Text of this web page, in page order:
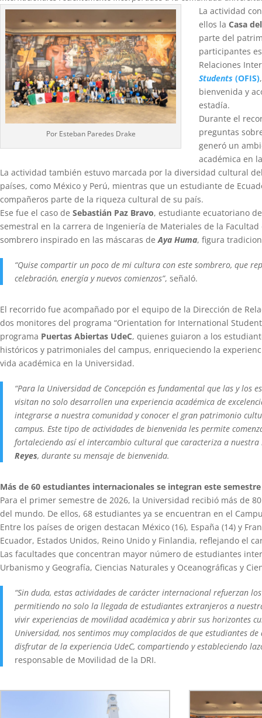
Por Esteban Paredes Drake
La actividad
ellos la Casa
parte del
participantes
Relaciones
Students (OFIS)
bienvenida y
estadía.
Durante el
preguntas
generó un
académica en
La actividad también estuvo marcada por la diversidad cultural
países, como México y Perú, mientras que un estudiante de
compañeros parte de la riqueza cultural de su país.
Ese fue el caso de Sebastián Paz Bravo, estudiante ecuatoriano
semestral en la carrera de Ingeniería de Materiales de la
sombrero inspirado en las máscaras deAya Huma, figura
“Quise compartir un poco de mi cultura con este sombrero, que
celebración, energía y nuevos comienzos”, señaló.
El recorrido fue acompañado por el equipo de la Dirección de
dos monitores del programa “Orientation for International
programa Puertas Abiertas UdeC, quienes guiaron a los
históricos y patrimoniales del campus, enriqueciendo la
vida académica en la Universidad.
“Para la Universidad de Concepción es fundamental que las y los
visitan no solo desarrollen una experiencia académica de
integrarse a nuestra comunidad y conocer el gran patrimonio
campus. Este tipo de actividades de bienvenida les permite
fortaleciendo así el intercambio cultural que caracteriza a
Reyes, durante su mensaje de bienvenida.
Más de 60 estudiantes internacionales se integran este semestre
Para el primer semestre de 2026, la Universidad recibió más de
del mundo. De ellos, 68 estudiantes ya se encuentran en el
Entre los países de origen destacan México (16), España (14) y
Ecuador, Estados Unidos, Reino Unido y Finlandia, reflejando el
Las facultades que concentran mayor número de estudiantes
Urbanismo y Geografía, Ciencias Naturales y Oceanográficas y
“Sin duda, estas actividades de carácter internacional refuerzan
permitiendo no solo la llegada de estudiantes extranjeros a
vivir experiencias de movilidad académica y abrir sus horizontes
Universidad, nos sentimos muy complacidos de que estudiantes
disfrutar de la experiencia UdeC, compartiendo y estableciendo
responsable de Movilidad de la DRI.